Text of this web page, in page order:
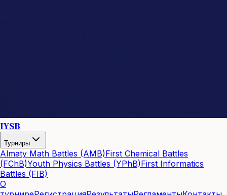
IYSB
Турниры
Almaty Math Battles (AMB)First Chemical Battles
(FChB)Youth Physics Battles (YPhB)First Informatics
Battles (FIB)
О